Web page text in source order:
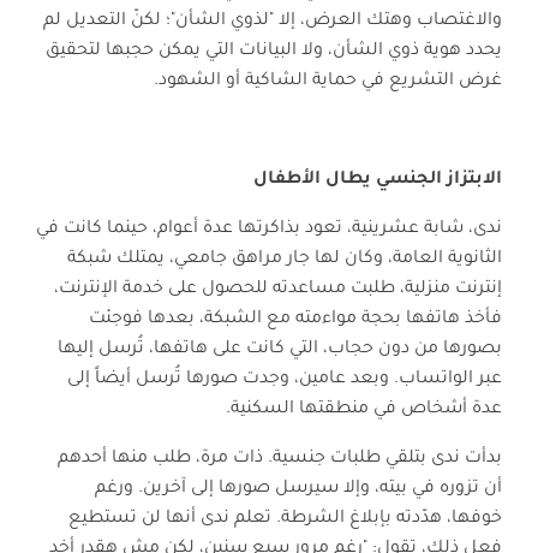
والاغتصاب وهتك العرض، إلا "لذوي الشأن"؛ لكنّ التعديل لم
يحدد هوية ذوي الشأن، ولا البيانات التي يمكن حجبها لتحقيق
غرض التشريع في حماية الشاكية أو الشهود.
الابتزاز الجنسي يطال الأطفال
ندى، شابة عشرينية، تعود بذاكرتها عدة أعوام، حينما كانت في
الثانوية العامة، وكان لها جار مراهق جامعي، يمتلك شبكة
إنترنت منزلية، طلبت مساعدته للحصول على خدمة الإنترنت،
فأخذ هاتفها بحجة مواءمته مع الشبكة، بعدها فوجئت
بصورها من دون حجاب، التي كانت على هاتفها، تُرسل إليها
عبر الواتساب. وبعد عامين، وجدت صورها تُرسل أيضاً إلى
عدة أشخاص في منطقتها السكنية.
بدأت ندى بتلقي طلبات جنسية. ذات مرة، طلب منها أحدهم
أن تزوره في بيته، وإلا سيرسل صورها إلى آخرين. ورغم
خوفها، هدّدته بإبلاغ الشرطة. تعلم ندى أنها لن تستطيع